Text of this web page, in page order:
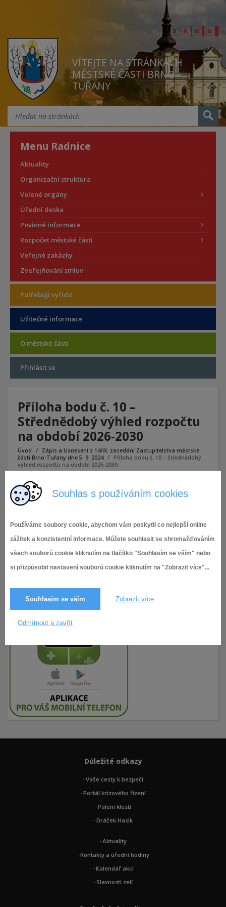
Souhlas s používáním cookies
Používáme soubory cookie, abychom vám poskytli co nejlepší online
zážitek a konzistentní informace. Můžete souhlasit se shromažďováním
všech souborů cookie kliknutím na tlačítko "Souhlasím se vším" nebo
si přizpůsobit nastavení souborů cookie kliknutím na "Zobrazit více"...
Souhlasím se vším Zobrazit více
Odmítnout a zavřít
VÍTEJTE NA STRÁNKÁCH
MĚSTSKÉ ČÁSTI BRNO
TUŘANY
Menu Radnice
Aktuality
Organizační struktura
Volené orgány
Úřední deska
Povinné informace
Rozpočet městské části
Veřejné zakázky
Zveřejňování smluv
Potřebuji vyřídit
Užitečné informace
O městské části
Přihlásit se
Příloha bodu č. 10 –
Střednědobý výhled rozpočtu
na období 2026-2030
Úvod
Zápis a Usnesení z 14/IX. zasedání Zastupitelstva městské
části Brno-Tuřany dne 5. 9. 2024
Příloha bodu č. 10 – Střednědobý
výhled rozpočtu na období 2026-2030
Příloha bodu č. 10 - Střednědobý výhled rozpočtu na období
2026-2030
Důležité odkazy
Vaše cesty k bezpečí
Portál krizového řízení
Pálení klestí
Dráček Hasík
Aktuality
Kontakty a úřední hodiny
Kalendář akcí
Slavnosti zelí